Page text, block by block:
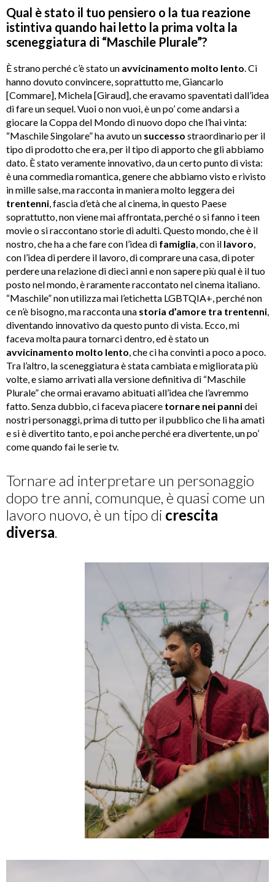
Qual è stato il tuo pensiero o la tua reazione
istintiva quando hai letto la prima volta la
sceneggiatura di “Maschile Plurale”?
È strano perché c’è stato un avvicinamento molto lento. Ci
hanno dovuto convincere, soprattutto me, Giancarlo
[Commare], Michela [Giraud], che eravamo spaventati dall’idea
di fare un sequel. Vuoi o non vuoi, è un po’ come andarsi a
giocare la Coppa del Mondo di nuovo dopo che l’hai vinta:
“Maschile Singolare” ha avuto un successo straordinario per il
tipo di prodotto che era, per il tipo di apporto che gli abbiamo
dato. È stato veramente innovativo, da un certo punto di vista:
è una commedia romantica, genere che abbiamo visto e rivisto
in mille salse, ma racconta in maniera molto leggera dei
trentenni, fascia d’età che al cinema, in questo Paese
soprattutto, non viene mai affrontata, perché o si fanno i teen
movie o si raccontano storie di adulti. Questo mondo, che è il
nostro, che ha a che fare con l’idea di famiglia, con il lavoro,
con l’idea di perdere il lavoro, di comprare una casa, di poter
perdere una relazione di dieci anni e non sapere più qual è il tuo
posto nel mondo, è raramente raccontato nel cinema italiano.
“Maschile” non utilizza mai l’etichetta LGBTQIA+, perché non
ce n’è bisogno, ma racconta una storia d’amore tra trentenni,
diventando innovativo da questo punto di vista. Ecco, mi
faceva molta paura tornarci dentro, ed è stato un
avvicinamento molto lento, che ci ha convinti a poco a poco.
Tra l’altro, la sceneggiatura è stata cambiata e migliorata più
volte, e siamo arrivati alla versione definitiva di “Maschile
Plurale” che ormai eravamo abituati all’idea che l’avremmo
fatto. Senza dubbio, ci faceva piacere tornare nei pannidei
nostri personaggi, prima di tutto per il pubblico che li ha amati
e si è divertito tanto, e poi anche perché era divertente, un po’
come quando fai le serie tv.
Tornare ad interpretare un personaggio
dopo tre anni, comunque, è quasi come un
lavoro nuovo, è un tipo di crescita
diversa.